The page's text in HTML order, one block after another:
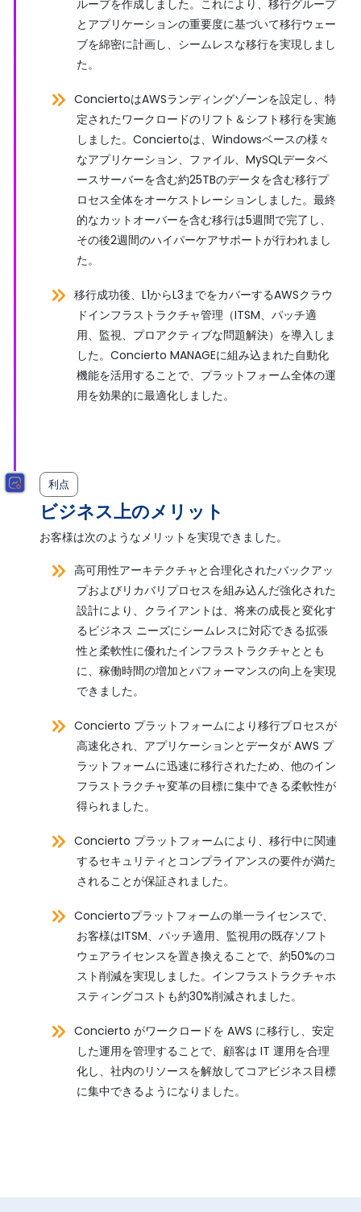
ループを作成しました。これにより、移行グループ
とアプリケーションの重要度に基づいて移行ウェー
ブを綿密に計画し、シームレスな移行を実現しまし
た。
ConciertoはAWSランディングゾーンを設定し、特
定されたワークロードのリフト＆シフト移行を実施
しました。Conciertoは、Windowsベースの様々
なアプリケーション、ファイル、MySQLデータベ
ースサーバーを含む約25TBのデータを含む移行プ
ロセス全体をオーケストレーションしました。最終
的なカットオーバーを含む移行は5週間で完了し、
その後2週間のハイパーケアサポートが行われまし
た。
移行成功後、L1からL3までをカバーするAWSクラウ
ドインフラストラクチャ管理（ITSM、パッチ適
用、監視、プロアクティブな問題解決）を導入しま
した。Concierto MANAGEに組み込まれた自動化
機能を活用することで、プラットフォーム全体の運
用を効果的に最適化しました。
利点
ビジネス上のメリット
お客様は次のようなメリットを実現できました。
高可用性アーキテクチャと合理化されたバックアッ
プおよびリカバリプロセスを組み込んだ強化された
設計により、クライアントは、将来の成長と変化す
るビジネス ニーズにシームレスに対応できる拡張
性と柔軟性に優れたインフラストラクチャととも
に、稼働時間の増加とパフォーマンスの向上を実現
できました。
Concierto プラットフォームにより移行プロセスが
高速化され、アプリケーションとデータが AWS プ
ラットフォームに迅速に移行されたため、他のイン
フラストラクチャ変革の目標に集中できる柔軟性が
得られました。
Concierto プラットフォームにより、移行中に関連
するセキュリティとコンプライアンスの要件が満た
されることが保証されました。
Conciertoプラットフォームの単一ライセンスで、
お客様はITSM、パッチ適用、監視用の既存ソフト
ウェアライセンスを置き換えることで、約50%のコ
スト削減を実現しました。インフラストラクチャホ
スティングコストも約30%削減されました。
Concierto がワークロードを AWS に移行し、安定
した運用を管理することで、顧客は IT 運用を合理
化し、社内のリソースを解放してコアビジネス目標
に集中できるようになりました。